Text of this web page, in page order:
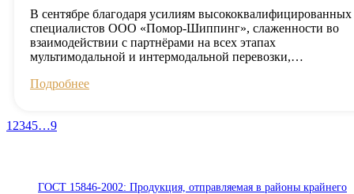
В сентябре благодаря усилиям высококвалифицированных
специалистов ООО «Помор-Шиппинг», слаженности во
взаимодействии с партнёрами на всех этапах
мультимодальной и интермодальной перевозки,…
Подробнее
1 2345…9
ГОСТ 15846-2002: Продукция, отправляемая в районы крайнего